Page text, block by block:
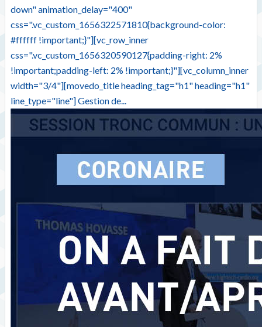
down" animation_delay="400"
css=".vc_custom_1656322571810{background-color:
#ffffff !important;}"][vc_row_inner
css=".vc_custom_1656320590127{padding-right: 2%
!important;padding-left: 2% !important;}"][vc_column_inner
width="3/4"][movedo_title heading_tag="h1" heading="h1"
line_type="line"] Gestion de...